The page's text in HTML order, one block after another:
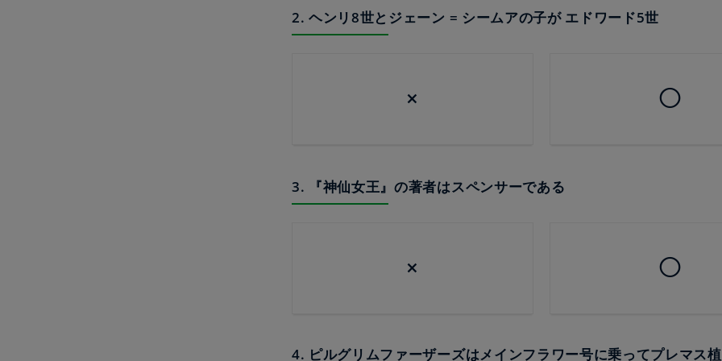
2. ヘンリ8世とジェーン = シームアの子が エドワード5世
× ◯
3. 『神仙女王』の著者はスペンサーである
× ◯
4. ピルグリムファーザーズはメインフラワー号に乗ってプレマス